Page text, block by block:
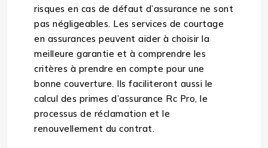
risques en cas de défaut d’assurance ne sont
pas négligeables. Les services de courtage
en assurances peuvent aider à choisir la
meilleure garantie et à comprendre les
critères à prendre en compte pour une
bonne couverture. Ils faciliteront aussi le
calcul des primes d’assurance Rc Pro, le
processus de réclamation et le
renouvellement du contrat.